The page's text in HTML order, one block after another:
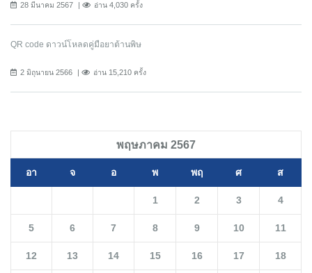
28 มีนาคม 2567 อ่าน 4,030 ครั้ง
QR code ดาวน์โหลดคู่มือยาต้านพิษ
2 มิถุนายน 2566 อ่าน 15,210 ครั้ง
พฤษภาคม 2567
อา จ อ พ พฤ ศ ส
1 2 3 4
5 6 7 8 9 10 11
12 13 14 15 16 17 18